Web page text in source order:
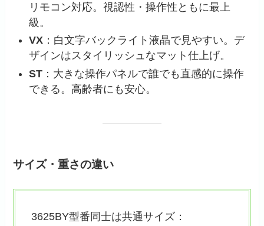
リモコン対応。視認性・操作性ともに最上
級。
VX ：白文字バックライト液晶で見やすい。デ
ザインはスタイリッシュなマット仕上げ。
ST ：大きな操作パネルで誰でも直感的に操作
できる。高齢者にも安心。
サイズ・重さの違い
3625BY型番同士は共通サイズ：